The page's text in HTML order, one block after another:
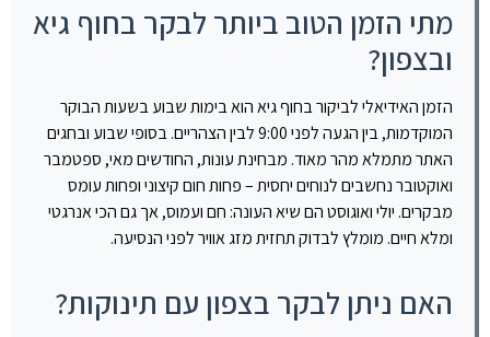
מתי הזמן הטוב ביותר לבקר בחוף גיא
ובצפון?
הזמן האידיאלי לביקור בחוף גיא הוא בימות שבוע בשעות הבוקר
המוקדמות, בין הגעה לפני 9:00 לבין הצהריים. בסופי שבוע ובחגים
האתר מתמלא מהר מאוד. מבחינת עונות, החודשים מאי, ספטמבר
ואוקטובר נחשבים לנוחים יחסית – פחות חום קיצוני ופחות עומס
מבקרים. יולי ואוגוסט הם שיא העונה: חם ועמוס, אך גם הכי אנרגטי
ומלא חיים. מומלץ לבדוק תחזית מזג אוויר לפני הנסיעה.
האם ניתן לבקר בצפון עם תינוקות?